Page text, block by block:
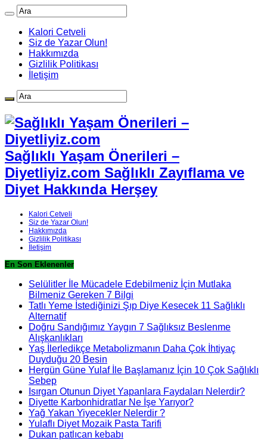
Kalori Cetveli
Siz de Yazar Olun!
Hakkımızda
Gizlilik Politikası
İletişim
Sağlıklı Yaşam Önerileri –
Diyetliyiz.com Sağlıklı Zayıflama ve
Diyet Hakkında Herşey
Kalori Cetveli
Siz de Yazar Olun!
Hakkımızda
Gizlilik Politikası
İletişim
En Son Eklenenler
Selülitler İle Mücadele Edebilmeniz İçin Mutlaka
Bilmeniz Gereken 7 Bilgi
Tatlı Yeme İstediğinizi Şıp Diye Kesecek 11 Sağlıklı
Alternatif
Doğru Sandığımız Yaygın 7 Sağlıksız Beslenme
Alışkanlıkları
Yaş İlerledikçe Metabolizmanın Daha Çok İhtiyaç
Duyduğu 20 Besin
Hergün Güne Yulaf İle Başlamanız İçin 10 Çok Sağlıklı
Sebep
Isırgan Otunun Diyet Yapanlara Faydaları Nelerdir?
Diyette Karbonhidratlar Ne İşe Yarıyor?
Yağ Yakan Yiyecekler Nelerdir ?
Yulaflı Diyet Mozaik Pasta Tarifi
Dukan patlıcan kebabı